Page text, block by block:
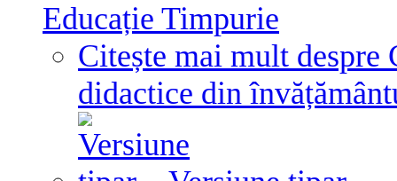
Educație Timpurie
Citește mai mult despre
didactice din